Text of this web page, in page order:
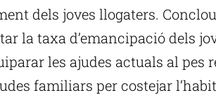
dels joves llogaters.
la taxa d’emancipació dels
les ajudes actuals al pes
familiars per costejar